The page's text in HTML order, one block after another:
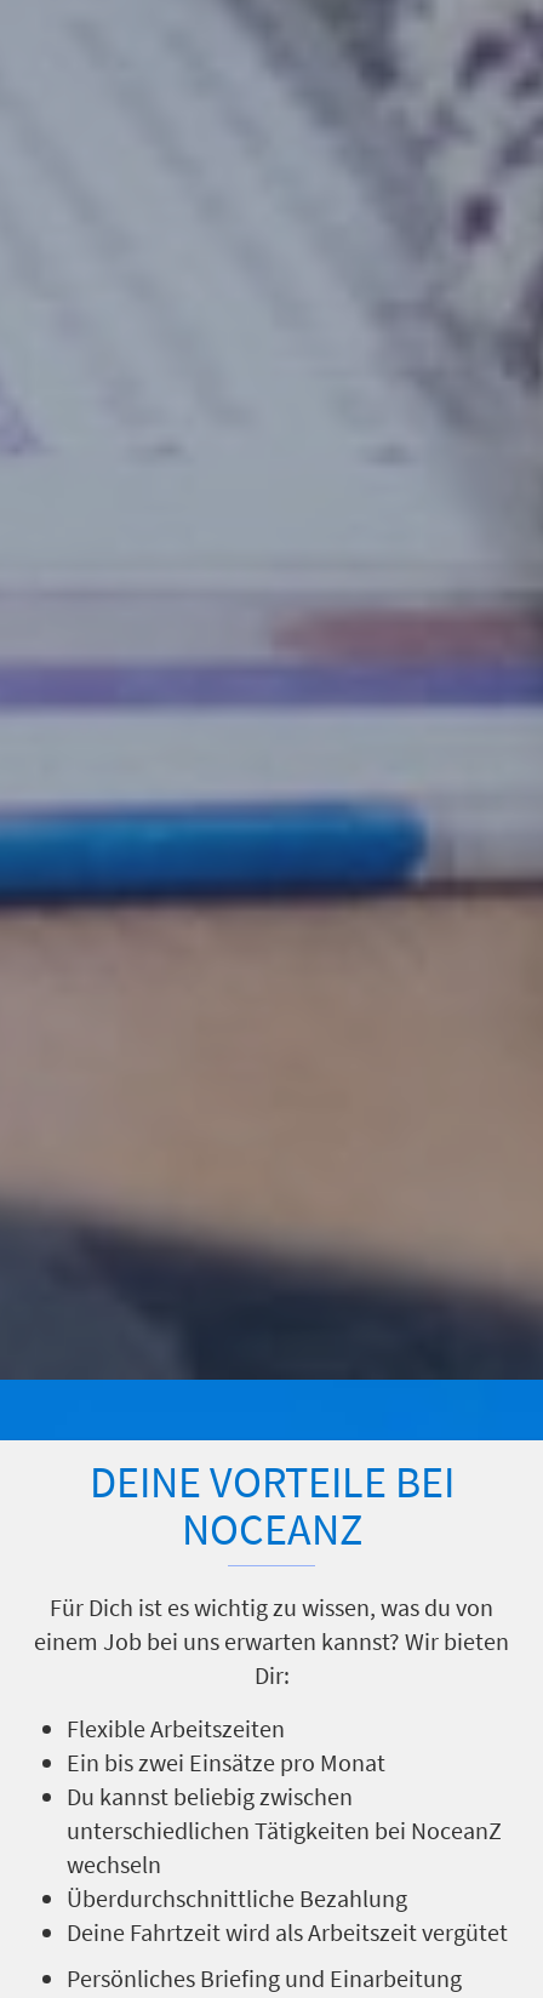
DEINE VORTEILE BEI
NOCEANZ
Für Dich ist es wichtig zu wissen, was du von
einem Job bei uns erwarten kannst? Wir bieten
Dir:
Flexible Arbeitszeiten
Ein bis zwei Einsätze pro Monat
Du kannst beliebig zwischen
unterschiedlichen Tätigkeiten bei NoceanZ
wechseln
Überdurchschnittliche Bezahlung
Deine Fahrtzeit wird als Arbeitszeit vergütet
Persönliches Briefing und Einarbeitung